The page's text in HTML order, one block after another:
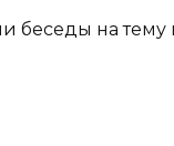
беседы на